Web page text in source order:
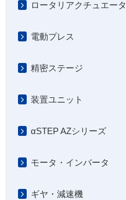
ロータリアクチュエータ
電動プレス
精密ステージ
装置ユニット
αSTEP AZシリーズ
モータ・インバータ
ギヤ・減速機